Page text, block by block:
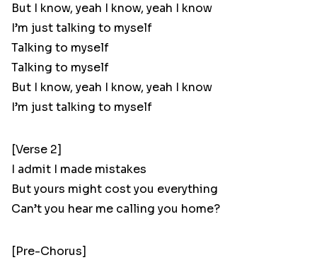
But I know, yeah I know, yeah I know
I’m just talking to myself
Talking to myself
Talking to myself
But I know, yeah I know, yeah I know
I’m just talking to myself
[Verse 2]
I admit I made mistakes
But yours might cost you everything
Can’t you hear me calling you home?
[Pre-Chorus]